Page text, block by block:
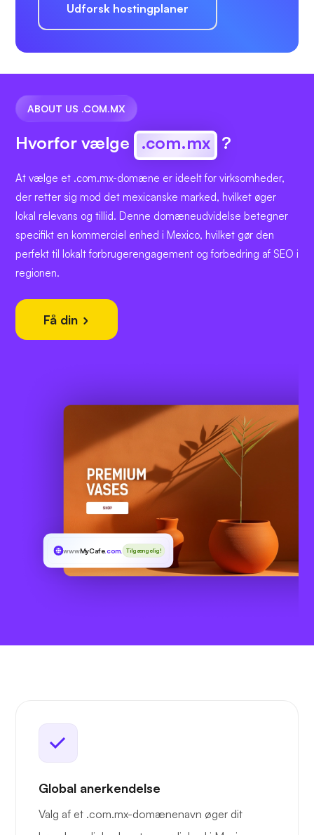
Udforsk hostingplaner
ABOUT US .COM.MX
Hvorfor vælge .com.mx ?
At vælge et .com.mx-domæne er ideelt for virksomheder,
der retter sig mod det mexicanske marked, hvilket øger
lokal relevans og tillid. Denne domæneudvidelse betegner
specifikt en kommerciel enhed i Mexico, hvilket gør den
perfekt til lokalt forbrugerengagement og forbedring af SEO i
regionen.
Få din
wwwMyCafe.com.mxTilgængelig!
Global anerkendelse
Valg af et .com.mx-domænenavn øger dit